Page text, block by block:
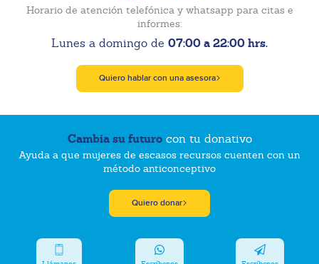
Horario de atención telefónica y whatsapp para citas e
informes:
Lunes a domingo de 07:00 a 22:00 hrs.
Quiero hablar con una asesora
Cambia su futurocon tu donativo
Ayuda a que mujeres de escasos recursos cuenten con un
método anticonceptivo
Quiero donar